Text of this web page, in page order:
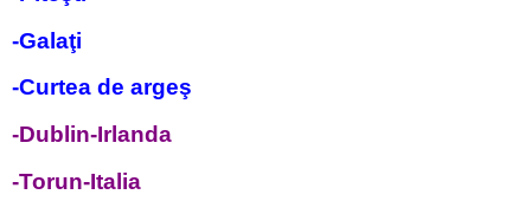
-Galaţi
-Curtea de argeş
-Dublin-Irlanda
-Torun-Italia